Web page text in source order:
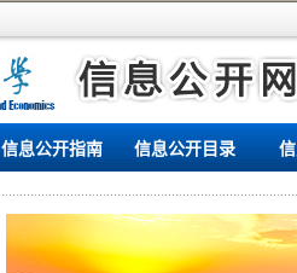
信息公开指南 信息公开目录